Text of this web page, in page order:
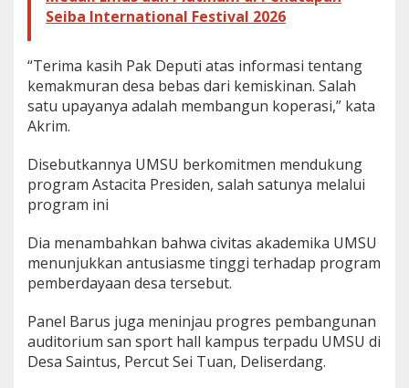
Seiba International Festival 2026
“Terima kasih Pak Deputi atas informasi tentang
kemakmuran desa bebas dari kemiskinan. Salah
satu upayanya adalah membangun koperasi,” kata
Akrim.
Disebutkannya UMSU berkomitmen mendukung
program Astacita Presiden, salah satunya melalui
program ini
Dia menambahkan bahwa civitas akademika UMSU
menunjukkan antusiasme tinggi terhadap program
pemberdayaan desa tersebut.
Panel Barus juga meninjau progres pembangunan
auditorium san sport hall kampus terpadu UMSU di
Desa Saintus, Percut Sei Tuan, Deliserdang.